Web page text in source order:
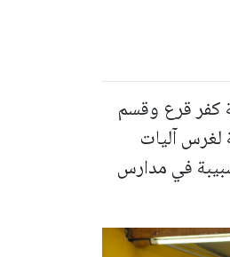
كفر قرع وقسم
لغرس آليات
في مدارس